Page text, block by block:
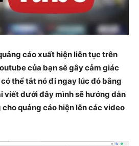
cáo xuất hiện liên tục trên
của bạn sẽ gây cảm giác
thể tắt nó đi ngay lúc đó bằng
viết dưới đây mình sẽ hướng dẫn
quảng cáo hiện lên các video